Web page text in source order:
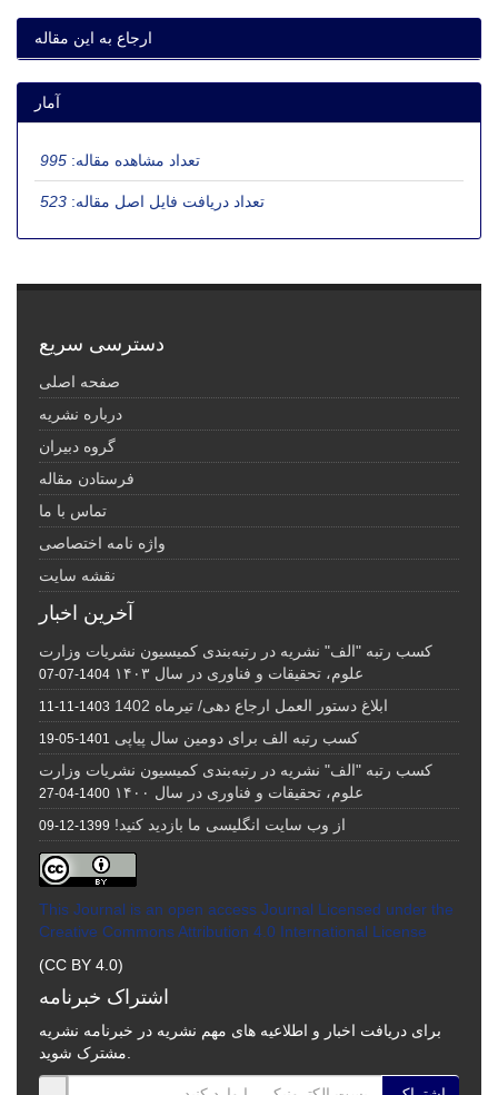
ارجاع به این مقاله
آمار
تعداد مشاهده مقاله: 995
تعداد دریافت فایل اصل مقاله: 523
دسترسی سریع
صفحه اصلی
درباره نشریه
گروه دبیران
فرستادن مقاله
تماس با ما
واژه نامه اختصاصی
نقشه سایت
آخرین اخبار
کسب رتبه "الف" نشریه در رتبه‌بندی کمیسیون نشریات وزارت
علوم، تحقیقات و فناوری در سال ۱۴۰۳
1404-07-07
ابلاغ دستور العمل ارجاع دهی/ تیرماه 1402 1403-11-11
کسب رتبه الف برای دومین سال پیاپی 1401-05-19
کسب رتبه "الف" نشریه در رتبه‌بندی کمیسیون نشریات وزارت
علوم، تحقیقات و فناوری در سال ۱۴۰۰
1400-04-27
از وب سایت انگلیسی ما بازدید کنید! 1399-12-09
This Journal is an open access Journal Licensed under the
Creative Commons Attribution 4.0 International License
(CC BY 4.0)
اشتراک خبرنامه
برای دریافت اخبار و اطلاعیه های مهم نشریه در خبرنامه نشریه
مشترک شوید.